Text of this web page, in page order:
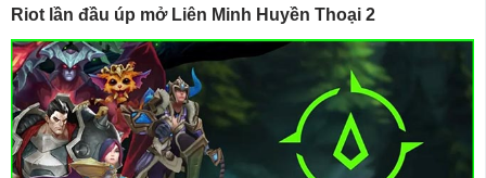
Riot lần đầu úp mở Liên Minh Huyền Thoại 2